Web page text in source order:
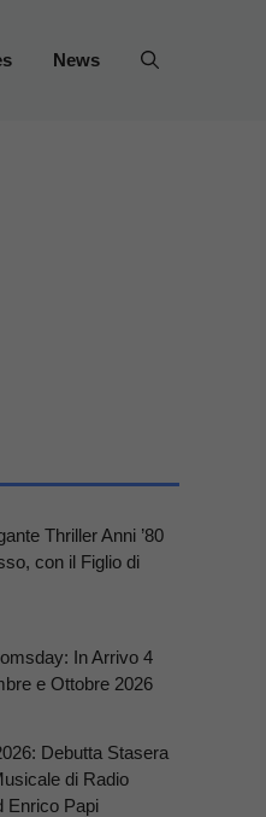
News
Thriller Anni ’80
con il Figlio di
In Arrivo 4
e Ottobre 2026
Debutta Stasera
di Radio
Enrico Papi